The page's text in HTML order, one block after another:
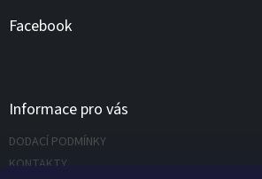
Facebook
Informace pro vás
DODACÍ PODMÍNKY
KONTAKTY